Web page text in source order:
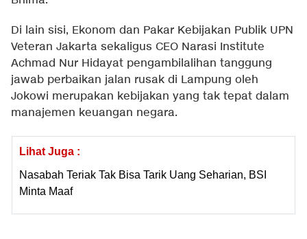
Di lain sisi, Ekonom dan Pakar Kebijakan Publik UPN
Veteran Jakarta sekaligus CEO Narasi Institute
Achmad Nur Hidayat pengambilalihan tanggung
jawab perbaikan jalan rusak di Lampung oleh
Jokowi merupakan kebijakan yang tak tepat dalam
manajemen keuangan negara.
Lihat Juga :
Nasabah Teriak Tak Bisa Tarik Uang Seharian, BSI
Minta Maaf